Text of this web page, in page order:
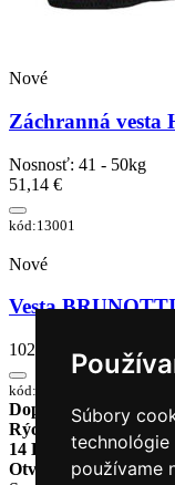
Súbory
technológie
používame
Nové
Záchranná
Nosnosť: 41 - 50kg
51,14 €
kód:13001
Nové
Vesta
102,40 €
kód:1000506
Doprava zadarmo pri
Rýchle dodanieTovar
14 Dní na vrátenie
Otvorené celý týždeň